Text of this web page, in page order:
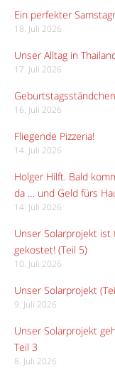
Ein perfekter
18. Juli 2026
Unser Alltag in
17. Juli 2026
16. Juli 2026
Fliegende Pizzeria!
14. Juli 2026
Holger Hilft. Bald
da … und Geld fürs
14. Juli 2026
Unser Solarprojekt ist
gekostet! (Teil 5)
10. Juli 2026
Unser Solarprojekt
9. Juli 2026
Unser Solarprojekt
Teil 3
8. Juli 2026